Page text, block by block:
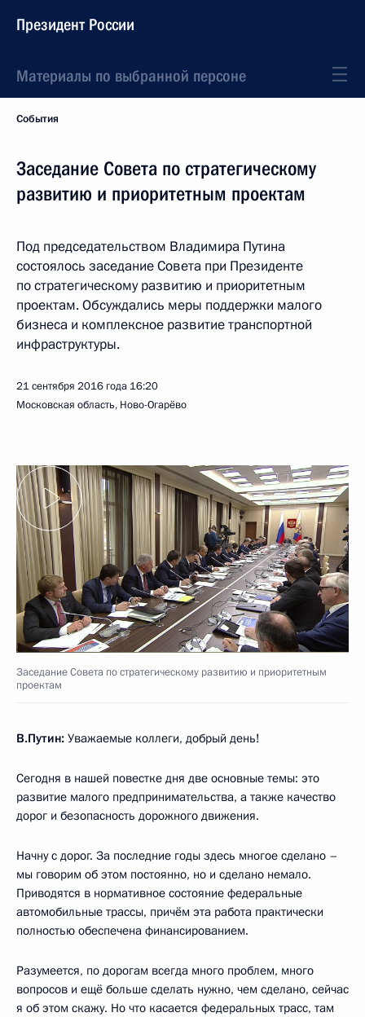
Президент России
Материалы по выбранной персоне
События
Заседание Совета по стратегическому
развитию и приоритетным проектам
Под председательством Владимира Путина
состоялось заседание Совета при Президенте
по стратегическому развитию и приоритетным
проектам. Обсуждались меры поддержки малого
бизнеса и комплексное развитие транспортной
инфраструктуры.
21 сентября 2016 года 16:20
Московская область, Ново-Огарёво
Заседание Совета по стратегическому развитию и приоритетным
проектам
В.Путин: Уважаемые коллеги, добрый день!
Сегодня в нашей повестке дня две основные темы: это
развитие малого предпринимательства, а также качество
дорог и безопасность дорожного движения.
Начну с дорог. За последние годы здесь многое сделано –
мы говорим об этом постоянно, но и сделано немало.
Приводятся в нормативное состояние федеральные
автомобильные трассы, причём эта работа практически
полностью обеспечена финансированием.
Разумеется, по дорогам всегда много проблем, много
вопросов и ещё больше сделать нужно, чем сделано, сейчас
я об этом скажу. Но что касается федеральных трасс, там